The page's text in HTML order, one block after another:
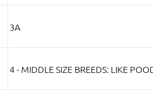
3A
4 - MIDDLE SIZE BREEDS: LIKE